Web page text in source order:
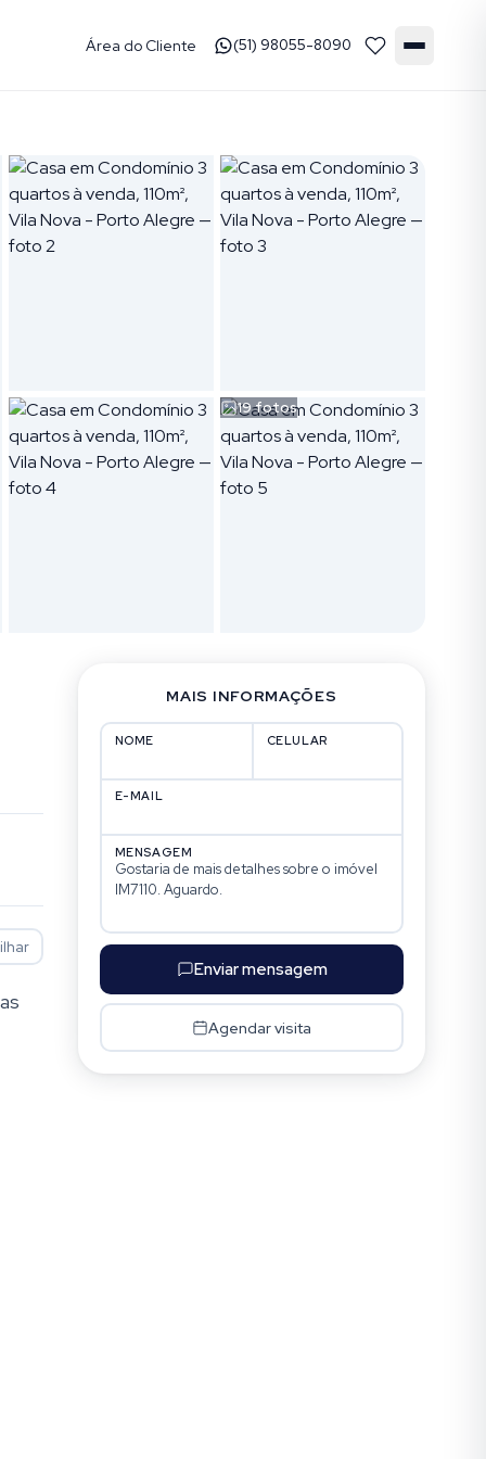
Área do Cliente (51) 98055-8090
19fotos
MAIS INFORMAÇÕES
NOME CELULAR
E-MAIL
MENSAGEM
Enviar mensagem
Agendar visita